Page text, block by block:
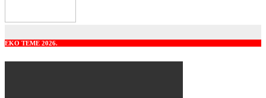
EKO TEME 2026.